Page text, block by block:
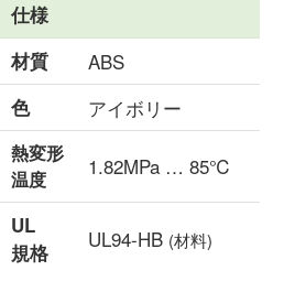
仕様
材質
ABS
色 アイボリー
熱変形
温度
1.82MPa … 85℃
UL
規格
UL94-HB (材料)